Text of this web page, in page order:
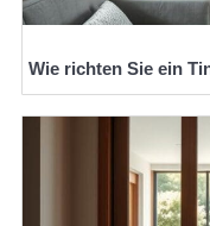
Wie richten Sie ein